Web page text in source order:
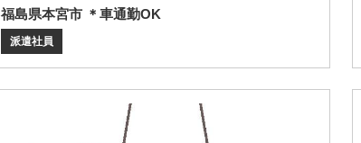
福島県本宮市 ＊車通勤OK
派遣社員